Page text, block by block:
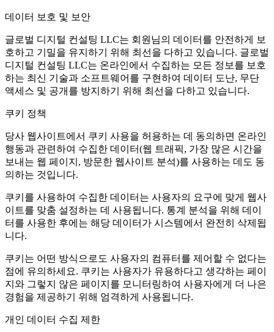
데이터 보호 및 보안
글로벌 디지털 컨설팅 LLC는 회원님의 데이터를 안전하게 보
호하고 기밀을 유지하기 위해 최선을 다하고 있습니다. 글로벌
디지털 컨설팅 LLC는 온라인에서 수집하는 모든 정보를 보호
하는 최신 기술과 소프트웨어를 구현하여 데이터 도난, 무단
액세스 및 공개를 방지하기 위해 최선을 다하고 있습니다.
쿠키 정책
당사 웹사이트에서 쿠키 사용을 허용하는 데 동의하면 온라인
행동과 관련하여 수집한 데이터(웹 트래픽, 가장 많은 시간을
보내는 웹 페이지, 방문한 웹사이트 분석)를 사용하는 데도 동
의하는 것입니다.
쿠키를 사용하여 수집한 데이터는 사용자의 요구에 맞게 웹사
이트를 맞춤 설정하는 데 사용됩니다. 통계 분석을 위해 데이
터를 사용한 후에는 해당 데이터가 시스템에서 완전히 삭제됩
니다.
쿠키는 어떤 방식으로도 사용자의 컴퓨터를 제어할 수 없다는
점에 유의하세요. 쿠키는 사용자가 유용하다고 생각하는 페이
지와 그렇지 않은 페이지를 모니터링하여 사용자에게 더 나은
경험을 제공하기 위해 엄격하게 사용됩니다.
개인 데이터 수집 제한